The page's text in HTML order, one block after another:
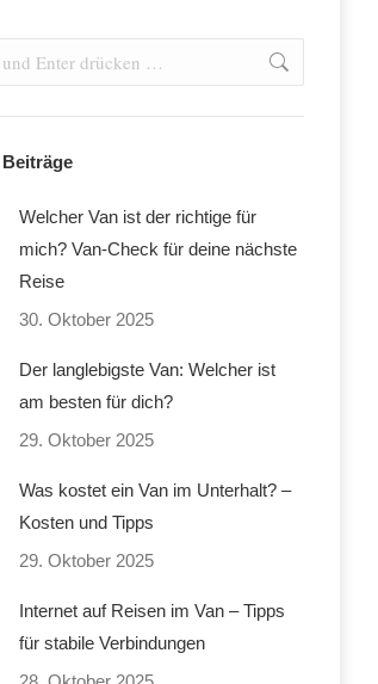
Welcher Van ist der richtige für
mich? Van-Check für deine nächste
Reise
30. Oktober 2025
Der langlebigste Van: Welcher ist
am besten für dich?
29. Oktober 2025
Was kostet ein Van im Unterhalt? –
Kosten und Tipps
29. Oktober 2025
Internet auf Reisen im Van – Tipps
für stabile Verbindungen